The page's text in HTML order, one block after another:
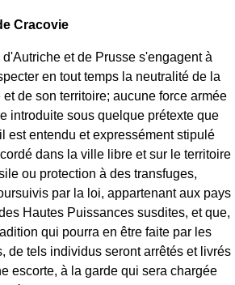
Cracovie
et de Prusse s'engagent à
en tout temps la neutralité de la
de son territoire; aucune force armée
introduite sous quelque prétexte que
est entendu et expressément stipulé
dans la ville libre et sur le territoire
ou protection à des transfuges,
par la loi, appartenant aux pays
Hautes Puissances susdites, et que,
qui pourra en être faite par les
de tels individus seront arrêtés et livrés
escorte, à la garde qui sera chargée